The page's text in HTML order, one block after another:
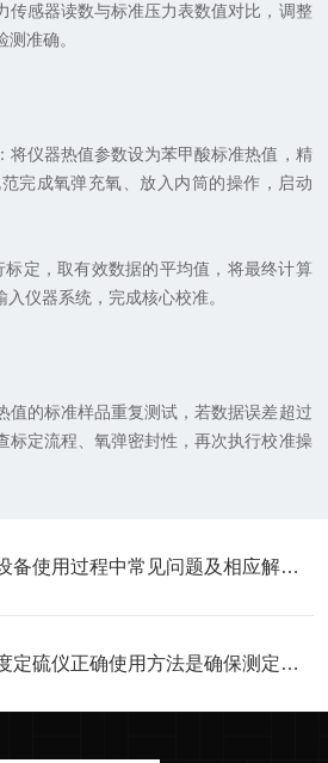
感器读数与标准压力表数值对比，调整
准确。
仪器热值参数设为苯甲酸标准热值，精
完成氧弹充氧、放入内筒的操作，启动
定，取有效数据的平均值，将最终计算
仪器系统，完成核心校准。
的标准样品重复测试，若数据误差超过
标定流程、氧弹密封性，再次执行校准操
煤炭检验设备使用过程中常见问题及相应解决方法全分享
掌握高精度定硫仪正确使用方法是确保测定结果准确性的关键